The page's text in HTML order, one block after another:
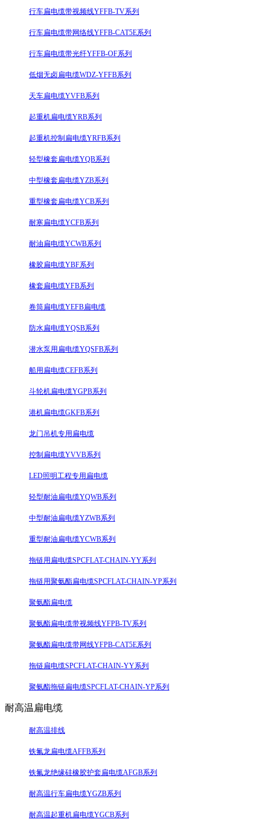
行车扁电缆带视频线YFFB-TV系列
行车扁电缆带网络线YFFB-CAT5E系列
行车扁电缆带光纤YFFB-OF系列
低烟无卤扁电缆WDZ-YFFB系列
天车扁电缆YVFB系列
起重机扁电缆YRB系列
起重机控制扁电缆YRFB系列
轻型橡套扁电缆YQB系列
中型橡套扁电缆YZB系列
重型橡套扁电缆YCB系列
耐寒扁电缆YCFB系列
耐油扁电缆YCWB系列
橡胶扁电缆YBF系列
橡套扁电缆YFB系列
卷筒扁电缆YEFB扁电缆
防水扁电缆YQSB系列
潜水泵用扁电缆YQSFB系列
船用扁电缆CEFB系列
斗轮机扁电缆YGPB系列
港机扁电缆GKFB系列
龙门吊机专用扁电缆
控制扁电缆YVVB系列
LED照明工程专用扁电缆
轻型耐油扁电缆YQWB系列
中型耐油扁电缆YZWB系列
重型耐油扁电缆YCWB系列
拖链用扁电缆SPCFLAT-CHAIN-YY系列
拖链用聚氨酯扁电缆SPCFLAT-CHAIN-YP系列
聚氨酯扁电缆
聚氨酯扁电缆带视频线YFPB-TV系列
聚氨酯扁电缆带网线YFPB-CAT5E系列
拖链扁电缆SPCFLAT-CHAIN-YY系列
聚氨酯拖链扁电缆SPCFLAT-CHAIN-YP系列
耐高温扁电缆
耐高温排线
铁氟龙扁电缆AFFB系列
铁氟龙绝缘硅橡胶护套扁电缆AFGB系列
耐高温行车扁电缆YGZB系列
耐高温起重机扁电缆YGCB系列